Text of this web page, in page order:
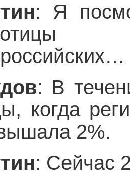
: Я
: В
когда
2%.
: Сейчас